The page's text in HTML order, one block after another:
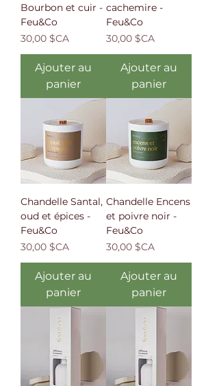
Bourbon et cuir -
Feu&Co
Prix
30,00 $CA
Ajouter au
panier
cachemire -
Feu&Co
Prix
30,00 $CA
Ajouter au
panier
Chandelle Santal,
oud et épices -
Feu&Co
Prix
30,00 $CA
Ajouter au
panier
Chandelle Encens
et poivre noir -
Feu&Co
Prix
30,00 $CA
Ajouter au
panier